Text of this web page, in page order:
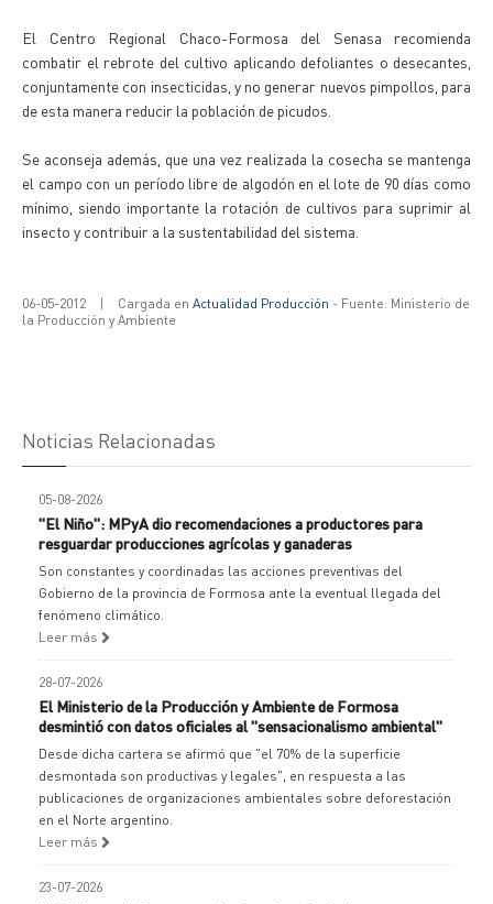
El Centro Regional Chaco-Formosa del Senasa recomienda
combatir el rebrote del cultivo aplicando defoliantes o desecantes,
conjuntamente con insecticidas, y no generar nuevos pimpollos, para
de esta manera reducir la población de picudos.
Se aconseja además, que una vez realizada la cosecha se mantenga
el campo con un período libre de algodón en el lote de 90 días como
mínimo, siendo importante la rotación de cultivos para suprimir al
insecto y contribuir a la sustentabilidad del sistema.
06-05-2012 | Cargada en Actualidad Producción - Fuente: Ministerio de
la Producción y Ambiente
Noticias Relacionadas
05-08-2026
"El Niño": MPyA dio recomendaciones a productores para
resguardar producciones agrícolas y ganaderas
Son constantes y coordinadas las acciones preventivas del
Gobierno de la provincia de Formosa ante la eventual llegada del
fenómeno climático.
Leer más
28-07-2026
El Ministerio de la Producción y Ambiente de Formosa
desmintió con datos oficiales al "sensacionalismo ambiental"
Desde dicha cartera se afirmó que "el 70% de la superficie
desmontada son productivas y legales", en respuesta a las
publicaciones de organizaciones ambientales sobre deforestación
en el Norte argentino.
Leer más
23-07-2026